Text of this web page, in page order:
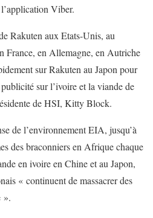
Viber.
Rakuten aux Etats-Unis, au
France, en Allemagne, en Autriche
sur Rakuten au Japon pour
sur l’ivoire et la viande de
de HSI, Kitty Block.
de l’environnement EIA, jusqu’à
des braconniers en Afrique chaque
en ivoire en Chine et au Japon,
« continuent de massacrer des
».